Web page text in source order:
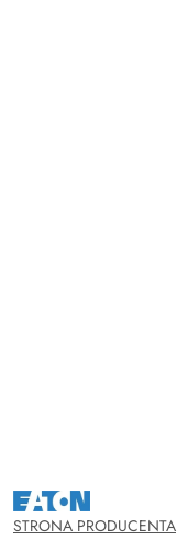
NAZWA
PRODUCENTA:
EATON
STRONA PRODUCENTA